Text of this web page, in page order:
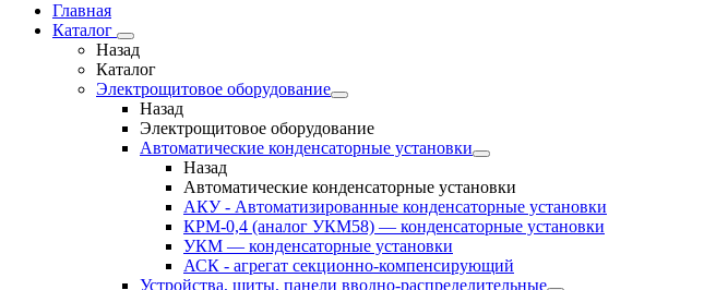
Главная
Каталог
Назад
Каталог
Электрощитовое оборудование
Назад
Электрощитовое оборудование
Автоматические конденсаторные установки
Назад
Автоматические конденсаторные установки
АКУ - Автоматизированные конденсаторные установки
КРМ-0,4 (аналог УКМ58) — конденсаторные установки
УКМ — конденсаторные установки
АСК - агрегат секционно-компенсирующий
Устройства, щиты, панели вводно-распределительные